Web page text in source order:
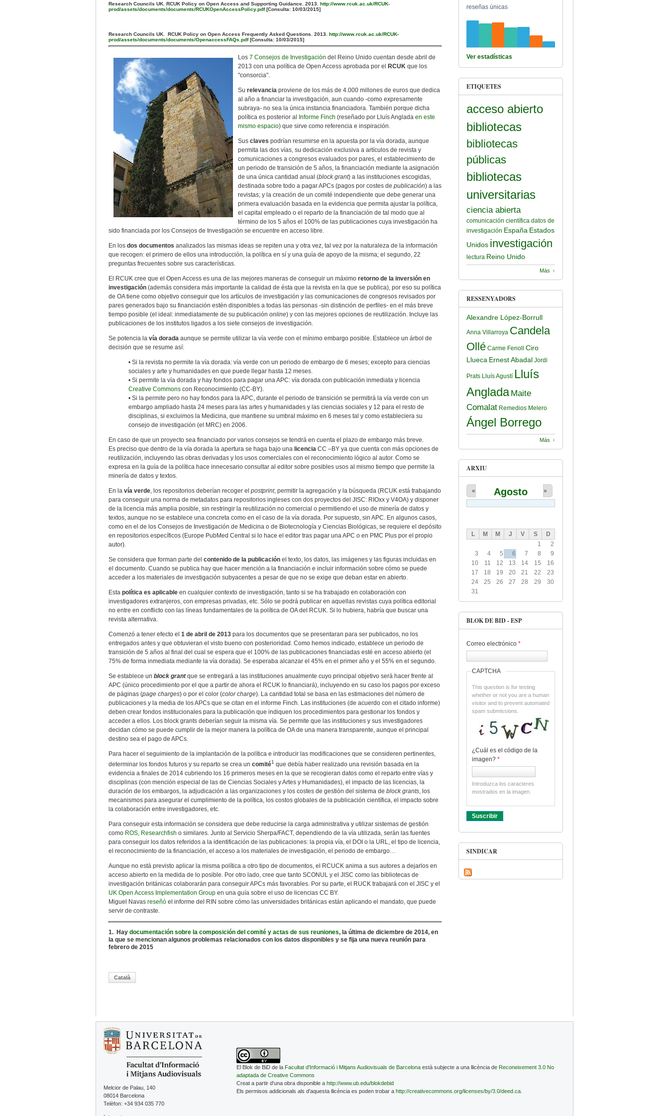
Research Councils UK. RCUK Policy on Open Access and Supporting Guidance. 2013. http://www.rcuk.ac.uk/RCUK-
prod/assets/documents/documents/RCUKOpenAccessPolicy.pdf[Consulta: 10/03/2015]
Research Councils UK. RCUK Policy on Open Access Frequently Asked Questions. 2013. http://www.rcuk.ac.uk/RCUK-
prod/assets/documents/documents/OpenaccessFAQs.pdf[Consulta: 10/03/2015]
Los 7 Consejos de Investigación del Reino Unido cuentan desde abril de
2013 con una política de Open Access aprobada por el
RCUK que los
"consorcia".
Su relevancia proviene de los más de 4.000 millones de euros que dedica
al año a financiar la investigación, aun cuando -como expresamente
subraya- no sea la única instancia financiadora. También porque dicha
política es posterior al
Informe Finch (reseñado por Lluís Anglada en este
mismo espacio) que sirve como referencia e inspiración.
Sus claves podrían resumirse en la apuesta por la vía dorada, aunque
permita las dos vías, su dedicación exclusiva a artículos de revista y
comunicaciones a congresos evaluados por pares, el establecimiento de
un periodo de transición de 5 años, la financiación mediante la asignación
de una única cantidad anual (block grant) a las instituciones escogidas,
destinada sobre todo a pagar APCs (pagos por costes de publicación) a las
revistas; y la creación de un comité independiente que debe generar una
primera evaluación basada en la evidencia que permita ajustar la política,
el capital empleado o el reparto de la financiación de tal modo que al
término de los 5 años el 100% de las publicaciones cuya investigación ha
sido financiada por los Consejos de Investigación se encuentre en acceso libre.
En los dos documentos analizados las mismas ideas se repiten una y otra vez, tal vez por la naturaleza de la información
que recogen: el primero de ellos una introducción, la política en sí y una guía de apoyo de la misma; el segundo, 22
preguntas frecuentes sobre sus características.
El RCUK cree que el Open Access es una de las mejores maneras de conseguir un máximo retorno de la inversión en
investigación (además considera más importante la calidad de ésta que la revista en la que se publica), por eso su política
de OA tiene como objetivo conseguir que los artículos de investigación y las comunicaciones de congresos revisados por
pares generados bajo su financiación estén disponibles a todas las personas -sin distinción de perfiles- en el más breve
tiempo posible (el ideal: inmediatamente de su publicación online) y con las mejores opciones de reutilización. Incluye las
publicaciones de los institutos ligados a los siete consejos de investigación.
Se potencia la vía dorada aunque se permite utilizar la vía verde con el mínimo embargo posible. Establece un árbol de
decisión que se resume así:
• Si la revista no permite la vía dorada: vía verde con un periodo de embargo de 6 meses; excepto para ciencias
sociales y arte y humanidades en que puede llegar hasta 12 meses.
• Si permite la vía dorada y hay fondos para pagar una APC: vía dorada con publicación inmediata y licencia
Creative Commons con Reconocimiento (CC-BY).
• Si la permite pero no hay fondos para la APC, durante el periodo de transición se permitirá la vía verde con un
embargo ampliado hasta 24 meses para las artes y humanidades y las ciencias sociales y 12 para el resto de
disciplinas, si excluimos la Medicina, que mantiene su umbral máximo en 6 meses tal y como estableciera su
consejo de investigación (el MRC) en 2006.
En caso de que un proyecto sea financiado por varios consejos se tendrá en cuenta el plazo de embargo más breve.
Es preciso que dentro de la vía dorada la apertura se haga bajo una licencia CC –BY ya que cuenta con más opciones de
reutilización, incluyendo las obras derivadas y los usos comerciales con el reconocimiento lógico al autor. Como se
expresa en la guía de la política hace innecesario consultar al editor sobre posibles usos al mismo tiempo que permite la
minería de datos y textos.
En la vía verde, los repositorios deberían recoger el postprint, permitir la agregación y la búsqueda (RCUK está trabajando
para conseguir una norma de metadatos para repositorios ingleses con dos proyectos del JISC: RIOxx y V4OA) y disponer
de la licencia más amplia posible, sin restringir la reutilización no comercial o permitiendo el uso de minería de datos y
textos, aunque no se establece una concreta como en el caso de la vía dorada. Por supuesto, sin APC. En algunos casos,
como en el de los Consejos de Investigación de Medicina o de Biotecnología y Ciencias Biológicas, se requiere el depósito
en repositorios específicos (Europe PubMed Central si lo hace el editor tras pagar una APC o en PMC Plus por el propio
autor).
Se considera que forman parte del contenido de la publicación el texto, los datos, las imágenes y las figuras incluidas en
el documento. Cuando se publica hay que hacer mención a la financiación e incluir información sobre cómo se puede
acceder a los materiales de investigación subyacentes a pesar de que no se exige que deban estar en abierto.
Esta política es aplicable en cualquier contexto de investigación, tanto si se ha trabajado en colaboración con
investigadores extranjeros, con empresas privadas, etc. Sólo se podrá publicar en aquellas revistas cuya política editorial
no entre en conflicto con las líneas fundamentales de la política de OA del RCUK. Si lo hubiera, habría que buscar una
revista alternativa.
Comenzó a tener efecto el 1 de abril de 2013 para los documentos que se presentaran para ser publicados, no los
entregados antes y que obtuvieran el visto bueno con posterioridad. Como hemos indicado, establece un periodo de
transición de 5 años al final del cual se espera que el 100% de las publicaciones financiadas esté en acceso abierto (el
75% de forma inmediata mediante la vía dorada). Se esperaba alcanzar el 45% en el primer año y el 55% en el segundo.
Se establece un block grantque se entregará a las instituciones anualmente cuyo principal objetivo será hacer frente al
APC (único procedimiento por el que a partir de ahora el RCUK lo financiará), incluyendo en su caso los pagos por exceso
de páginas (page charges) o por el color (color charge). La cantidad total se basa en las estimaciones del número de
publicaciones y la media de los APCs que se citan en el informe Finch. Las instituciones (de acuerdo con el citado informe)
deben crear fondos institucionales para la publicación que indiquen los procedimientos para gestionar los fondos y
acceder a ellos. Los block grants deberían seguir la misma vía. Se permite que las instituciones y sus investigadores
decidan cómo se puede cumplir de la mejor manera la política de OA de una manera transparente, aunque el principal
destino sea el pago de APCs.
Para hacer el seguimiento de la implantación de la política e introducir las modificaciones que se consideren pertinentes,
determinar los fondos futuros y su reparto se crea un comité1 que debía haber realizado una revisión basada en la
evidencia a finales de 2014 cubriendo los 16 primeros meses en la que se recogieran datos como el reparto entre vías y
disciplinas (con mención especial de las de Ciencias Sociales y Artes y Humanidades), el impacto de las licencias, la
duración de los embargos, la adjudicación a las organizaciones y los costes de gestión del sistema de block grants, los
mecanismos para asegurar el cumplimiento de la política, los costos globales de la publicación científica, el impacto sobre
la colaboración entre investigadores, etc.
Para conseguir esta información se considera que debe reducirse la carga administrativa y utilizar sistemas de gestión
como ROS, Researchfish o similares. Junto al Servicio Sherpa/FACT, dependiendo de la vía utilizada, serán las fuentes
para conseguir los datos referidos a la identificación de las publicaciones: la propia vía, el DOI o la URL, el tipo de licencia,
el reconocimiento de la financiación, el acceso a los materiales de investigación, el periodo de embargo…
Aunque no está previsto aplicar la misma política a otro tipo de documentos, el RCUCK anima a sus autores a dejarlos en
acceso abierto en la medida de lo posible. Por otro lado, cree que tanto SCONUL y el JISC como las bibliotecas de
investigación británicas colaborarán para conseguir APCs más favorables. Por su parte, el RUCK trabajará con el JISC y el
UK Open Access Implementation Group en una guía sobre el uso de licencias CC BY.
Miguel Navas reseñó el informe del RIN sobre cómo las universidades británicas están aplicando el mandato, que puede
servir de contraste.
1. Hay documentación sobre la composición del comité y actas de sus reuniones, la última de diciembre de 2014, en
la que se mencionan algunos problemas relacionados con los datos disponibles y se fija una nueva reunión para
febrero de 2015
Català
reseñas únicas
Ver estadísticas
ETIQUETES
acceso abierto
bibliotecas
bibliotecas
públicas
bibliotecas
universitarias
ciencia abierta
comunicación científica datos de
investigación España Estados
Unidos investigación
lectura Reino Unido
Más
RESSENYADORS
Alexandre López-Borrull
Anna Villarroya Candela
Ollé Carme Fenoll
Ciro
Llueca Ernest Abadal Jordi
Prats Lluís Agustí Lluís
Anglada Maite
Comalat Remedios Melero
Ángel Borrego
Más
ARXIU
Agosto
« »
L M M J V S
D
1
2
3
4 5 6 7 8
9
10
11 12 13 14 15
16
17
18 19 20 21 22
23
24
25 26 27 28 29
30
31
BLOK DE BID - ESP
Correo electrónico *
CAPTCHA
This question is for testing
whether or not you are a human
visitor and to prevent automated
spam submissions.
¿Cuál es el código de la
imagen? *
Introduzca los caracteres
mostrados en la imagen.
SINDICAR
Melcior de Palau, 140
08014 Barcelona
Telèfon: +34 934 035 770
El Blok de BiD de la Facultat d'Informació i Mitjans Audiovisuals de Barcelona està subjecte a una llicència de Reconeixement 3.0 No
adaptada de Creative Commons
Creat a partir d'una obra disponible a http://www.ub.edu/blokdebid
Els permisos addicionals als d'aquesta llicència es poden trobar a http://creativecommons.org/licenses/by/3.0/deed.ca